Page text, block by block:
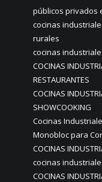
públicos privados
cocinas
rurales
cocinas
COCINAS
RESTAURANTES
COCINAS
SHOWCOOKING
Cocinas
Monobloc para
COCINAS
cocinas
COCINAS